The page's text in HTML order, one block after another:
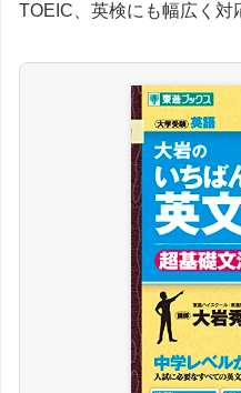
TOEIC、英検にも幅広く対